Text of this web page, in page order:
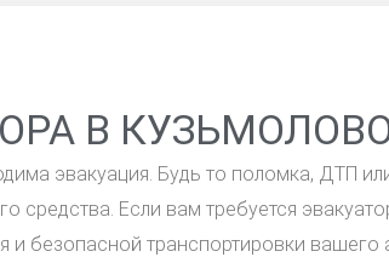
В
эвакуация. Будь то поломка, ДТП
средства. Если вам требуется
и безопасной транспортировки вашего